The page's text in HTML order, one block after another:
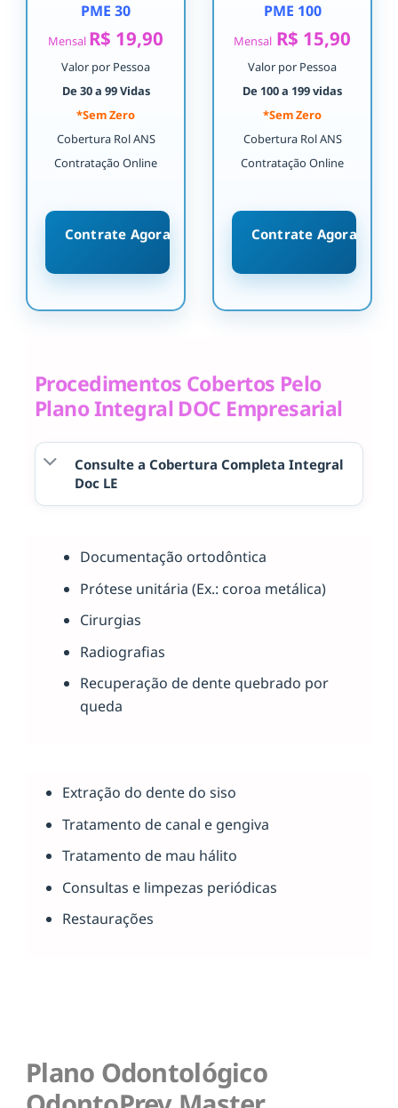
PME 30
Mensal R$ 19,90
Valor por Pessoa
De 30 a 99 Vidas
*Sem Zero
Cobertura Rol ANS
Contratação Online
Contrate Agora
PME 100
Mensal R$ 15,90
Valor por Pessoa
De 100 a 199 vidas
*Sem Zero
Cobertura Rol ANS
Contratação Online
Contrate Agora
Procedimentos Cobertos Pelo
Plano Integral DOC Empresarial
Consulte a Cobertura Completa Integral
Doc LE
Documentação ortodôntica
Prótese unitária (Ex.: coroa metálica)
Cirurgias
Radiografias
Recuperação de dente quebrado por
queda
Extração do dente do siso
Tratamento de canal e gengiva
Tratamento de mau hálito
Consultas e limpezas periódicas
Restaurações
Plano Odontológico